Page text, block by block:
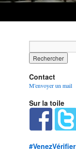
Contact
M'envoyer un mail
Sur la toile
#VenezVérifier